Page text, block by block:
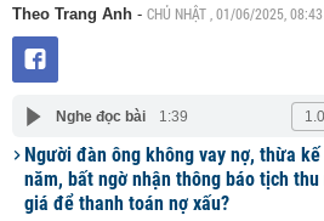
Theo Trang Anh - CHỦ NHẬT , 01/06/2025, 08:43
Nghe đọc bài 1:39
Người đàn ông không vay nợ, thừa
năm, bất ngờ nhận thông báo tịch
giá để thanh toán nợ xấu?